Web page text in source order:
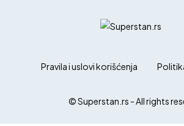
Pravila i uslovi korišćenja
© Superstan.rs - All rights